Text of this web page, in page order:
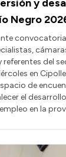
y
Negro
referentes del
en
de
el
en la